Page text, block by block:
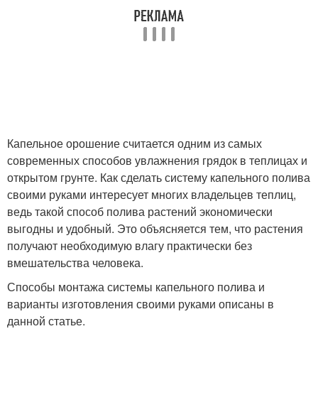
Капельное орошение считается одним из самых
современных способов увлажнения грядок в теплицах и
открытом грунте. Как сделать систему капельного полива
своими руками интересует многих владельцев теплиц,
ведь такой способ полива растений экономически
выгодны и удобный. Это объясняется тем, что растения
получают необходимую влагу практически без
вмешательства человека.
Способы монтажа системы капельного полива и
варианты изготовления своими руками описаны в
данной статье.